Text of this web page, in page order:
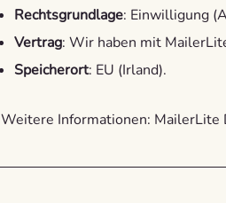
Rechtsgrundlage: Einwilligung
Vertrag: Wir haben mit
Speicherort: EU (Irland).
Weitere Informationen: MailerLite